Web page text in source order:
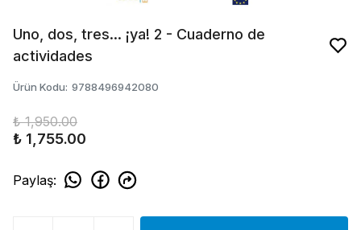
Uno, dos, tres... ¡ya! 2 - Cuaderno de
actividades
Ürün Kodu: 9788496942080
₺ 1,950.00
₺ 1,755.00
Paylaş: